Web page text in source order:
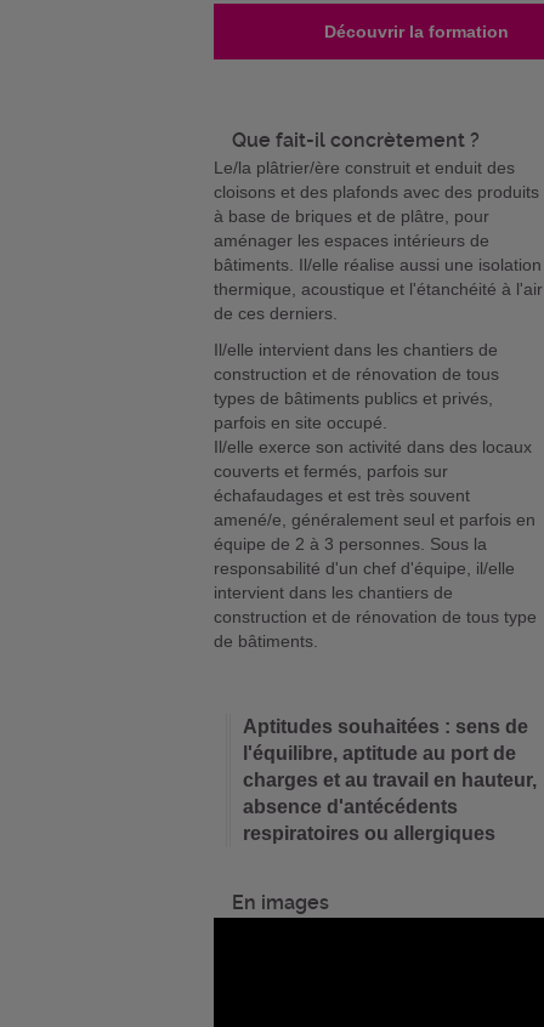
Découvrir la formation
Que fait-il concrètement ?
Le/la plâtrier/ère construit et enduit des
cloisons et des plafonds avec des produits
à base de briques et de plâtre, pour
aménager les espaces intérieurs de
bâtiments. Il/elle réalise aussi une isolation
thermique, acoustique et l'étanchéité à l'air
de ces derniers.
Il/elle intervient dans les chantiers de
construction et de rénovation de tous
types de bâtiments publics et privés,
parfois en site occupé.
Il/elle exerce son activité dans des locaux
couverts et fermés, parfois sur
échafaudages et est très souvent
amené/e, généralement seul et parfois en
équipe de 2 à 3 personnes. Sous la
responsabilité d'un chef d'équipe, il/elle
intervient dans les chantiers de
construction et de rénovation de tous type
de bâtiments.
Aptitudes souhaitées : sens de
l'équilibre, aptitude au port de
charges et au travail en hauteur,
absence d'antécédents
respiratoires ou allergiques
En images